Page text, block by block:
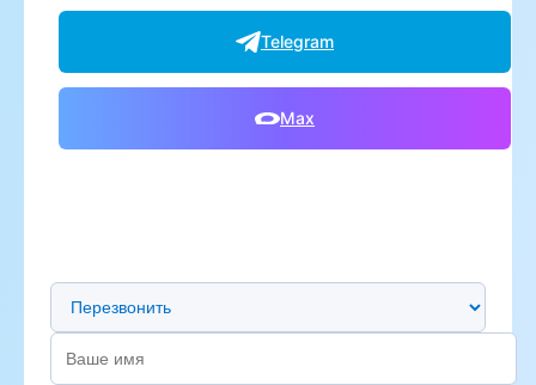
Telegram
Max
Предпочтительный способ связи